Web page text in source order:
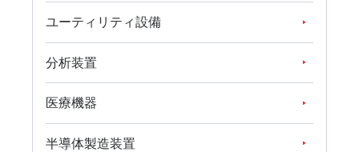
ユーティリティ設備
分析装置
医療機器
半導体製造装置